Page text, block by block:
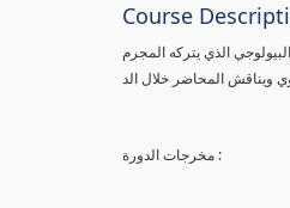
Course
الذي يتركه المجرم
ويناقش المحاضر خلال الد
مخرجات الدورة :